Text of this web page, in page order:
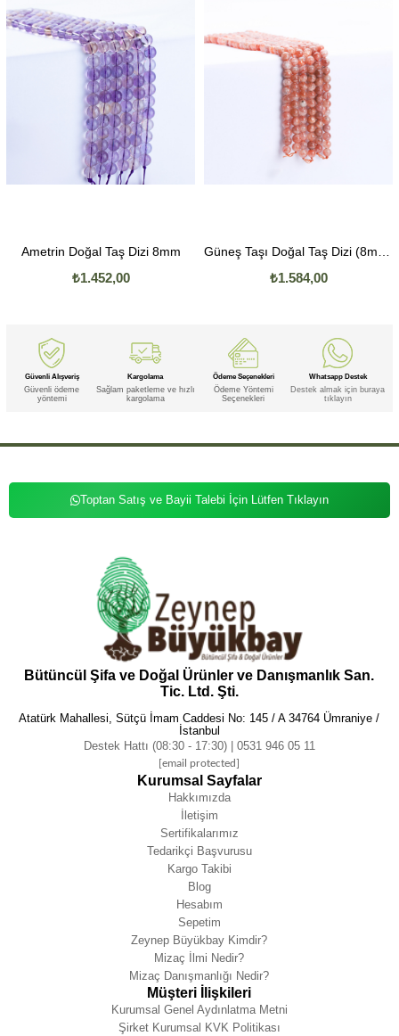
Doğal Taş Dizi 8mm
₺1.452,00
Güneş Taşı Doğal Taş Dizi (8mm Küre Kesim)
₺1.584,00
Güvenli Alışveriş
Güvenli ödeme
yöntemi
Kargolama
Sağlam paketleme ve hızlı
kargolama
Ödeme Seçenekleri
Ödeme Yöntemi
Seçenekleri
Whatsapp Destek
Destek almak için buraya
tıklayın
Toptan Satış ve Bayii Talebi İçin Lütfen Tıklayın
Bütüncül Şifa ve Doğal Ürünler ve Danışmanlık San.
Tic. Ltd. Şti.
Atatürk Mahallesi, Sütçü İmam Caddesi No: 145 / A 34764 Ümraniye /
İstanbul
Destek Hattı (08:30 - 17:30) | 0531 946 05 11
[email protected]
Kurumsal Sayfalar
Hakkımızda
İletişim
Sertifikalarımız
Tedarikçi Başvurusu
Kargo Takibi
Blog
Hesabım
Sepetim
Zeynep Büyükbay Kimdir?
Mizaç İlmi Nedir?
Mizaç Danışmanlığı Nedir?
Müşteri İlişkileri
Kurumsal Genel Aydınlatma Metni
Şirket Kurumsal KVK Politikası